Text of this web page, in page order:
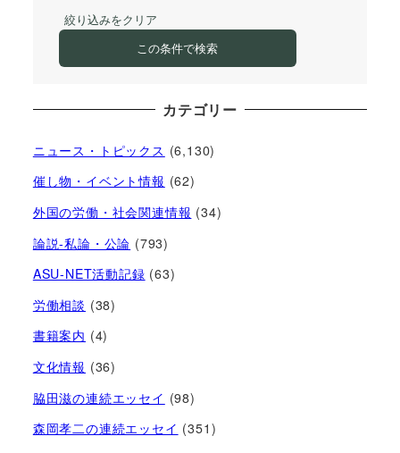
絞り込みをクリア
この条件で検索
カテゴリー
ニュース・トピックス (6,130)
催し物・イベント情報 (62)
外国の労働・社会関連情報 (34)
論説-私論・公論 (793)
ASU-NET活動記録 (63)
労働相談 (38)
書籍案内 (4)
文化情報 (36)
脇田滋の連続エッセイ (98)
森岡孝二の連続エッセイ (351)